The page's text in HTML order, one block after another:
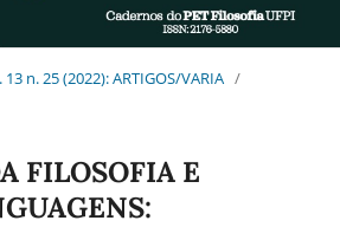
13 n. 25 (2022): ARTIGOS/VARIA /
FILOSOFIA E